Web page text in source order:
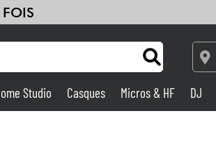
Studio Casques Micros & HF DJ